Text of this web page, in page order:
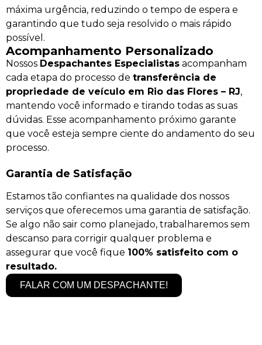
máxima urgência, reduzindo o tempo de espera e
garantindo que tudo seja resolvido o mais rápido
possível.
Acompanhamento Personalizado
Nossos Despachantes Especialistas acompanham
cada etapa do processo de transferência de
propriedade de veículo em Rio das Flores – RJ,
mantendo você informado e tirando todas as suas
dúvidas. Esse acompanhamento próximo garante
que você esteja sempre ciente do andamento do seu
processo.
Garantia de Satisfação
Estamos tão confiantes na qualidade dos nossos
serviços que oferecemos uma garantia de satisfação.
Se algo não sair como planejado, trabalharemos sem
descanso para corrigir qualquer problema e
assegurar que você fique 100% satisfeito com o
resultado.
FALAR COM UM DESPACHANTE!